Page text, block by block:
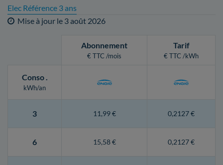
Elec Référence 3 ans
Mise à jour le 3 août 2026
Abonnement
€ TTC /mois
Tarif
€ TTC /kWh
Conso.
kWh/an
3 11,99 € 0,2127 €
6 15,58 € 0,2127 €